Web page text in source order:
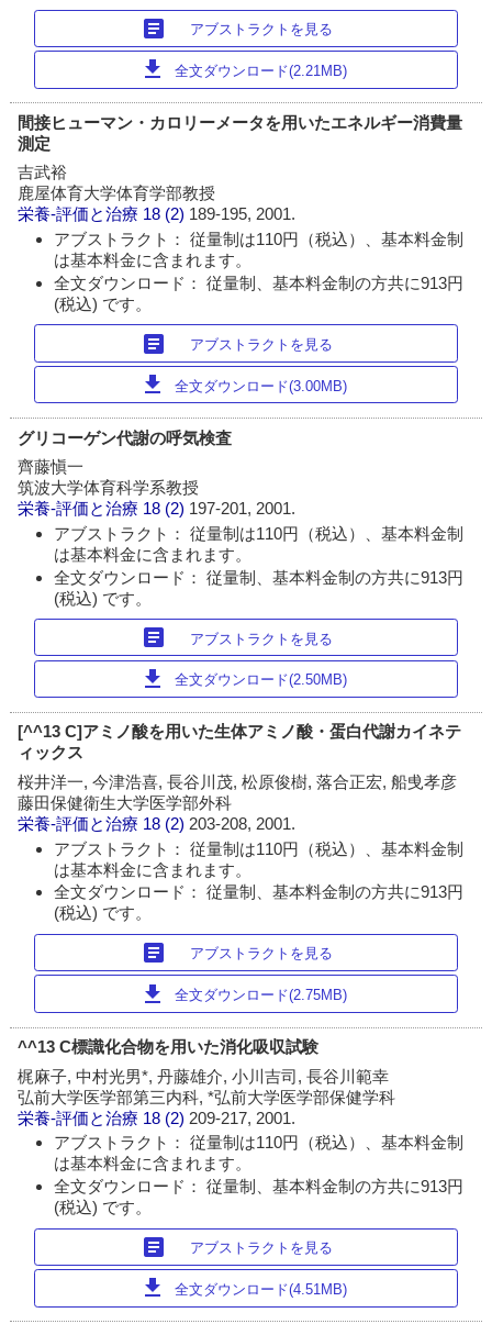
article アブストラクトを見る
download 全文ダウンロード(2.21MB)
間接ヒューマン・カロリーメータを用いたエネルギー消費量
測定
吉武裕
鹿屋体育大学体育学部教授
栄養-評価と治療 18 (2) 189-195, 2001.
アブストラクト： 従量制は110円（税込）、基本料金制
は基本料金に含まれます。
全文ダウンロード： 従量制、基本料金制の方共に913円
(税込) です。
article アブストラクトを見る
download 全文ダウンロード(3.00MB)
グリコーゲン代謝の呼気検査
齊藤愼一
筑波大学体育科学系教授
栄養-評価と治療 18 (2) 197-201, 2001.
アブストラクト： 従量制は110円（税込）、基本料金制
は基本料金に含まれます。
全文ダウンロード： 従量制、基本料金制の方共に913円
(税込) です。
article アブストラクトを見る
download 全文ダウンロード(2.50MB)
[^^13 C]アミノ酸を用いた生体アミノ酸・蛋白代謝カイネテ
ィックス
桜井洋一, 今津浩喜, 長谷川茂, 松原俊樹, 落合正宏, 船曵孝彦
藤田保健衛生大学医学部外科
栄養-評価と治療 18 (2) 203-208, 2001.
アブストラクト： 従量制は110円（税込）、基本料金制
は基本料金に含まれます。
全文ダウンロード： 従量制、基本料金制の方共に913円
(税込) です。
article アブストラクトを見る
download 全文ダウンロード(2.75MB)
^^13 C標識化合物を用いた消化吸収試験
梶麻子, 中村光男*, 丹藤雄介, 小川吉司, 長谷川範幸
弘前大学医学部第三内科, *弘前大学医学部保健学科
栄養-評価と治療 18 (2) 209-217, 2001.
アブストラクト： 従量制は110円（税込）、基本料金制
は基本料金に含まれます。
全文ダウンロード： 従量制、基本料金制の方共に913円
(税込) です。
article アブストラクトを見る
download 全文ダウンロード(4.51MB)